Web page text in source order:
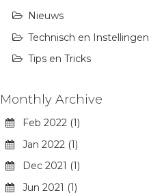
Nieuws
Technisch en Instellingen
Tips en Tricks
Monthly Archive
Feb 2022 (1)
Jan 2022 (1)
Dec 2021 (1)
Jun 2021 (1)